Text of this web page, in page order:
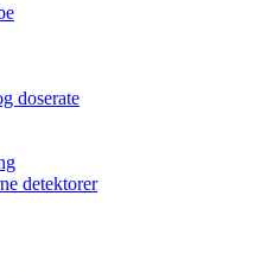
doserate
detektorer